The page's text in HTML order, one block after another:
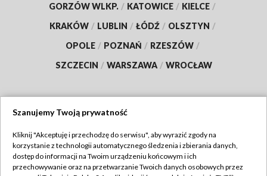
GORZÓW WLKP. / KATOWICE / KIELCE /
KRAKÓW / LUBLIN / ŁÓDŹ / OLSZTYN /
OPOLE / POZNAŃ / RZESZÓW /
SZCZECIN / WARSZAWA / WROCŁAW
TVP
Abonament TVP
Regulamin TVP
Szanujemy Twoją prywatność
Kliknij "Akceptuję i przechodzę do serwisu", aby wyrazić zgody na
korzystanie z technologii automatycznego śledzenia i zbierania danych,
dostęp do informacji na Twoim urządzeniu końcowym i ich
przechowywanie oraz na przetwarzanie Twoich danych osobowych przez